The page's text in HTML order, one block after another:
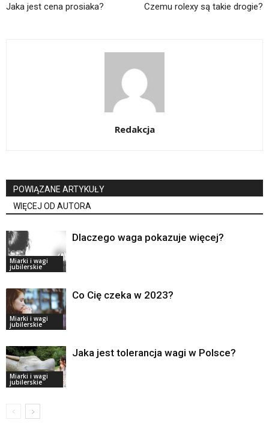
Jaka jest cena prosiaka? Czemu rolexy są takie drogie?
Redakcja
POWIĄZANE ARTYKUŁY
WIĘCEJ OD AUTORA
Miarki i wagi
jubilerskie
Dlaczego waga pokazuje więcej?
Miarki i wagi
jubilerskie
Co Cię czeka w 2023?
Miarki i wagi
jubilerskie
Jaka jest tolerancja wagi w Polsce?